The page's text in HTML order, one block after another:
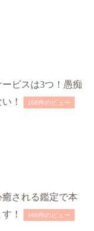
ビスは3つ！愚痴
！
168件のビュー
される鑑定で本
！
166件のビュー